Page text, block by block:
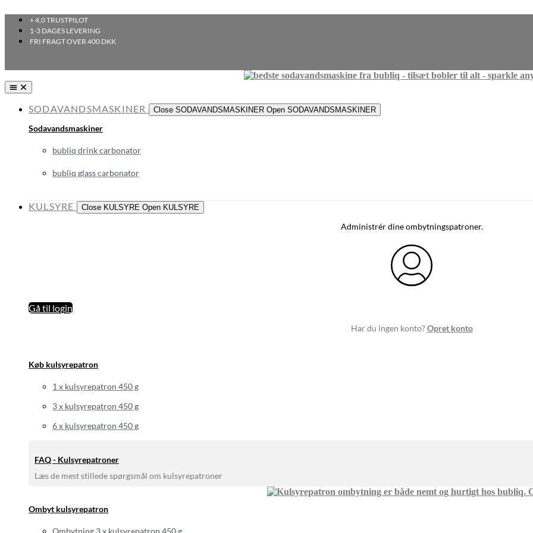
+ 4,0 TRUSTPILOT
1-3 DAGES LEVERING
FRI FRAGT OVER 400 DKK
SODAVANDSMASKINER Close SODAVANDSMASKINER Open SODAVANDSMASKINER
Sodavandsmaskiner
bubliq drink carbonator
bubliq glass carbonator
KULSYRE Close KULSYRE Open KULSYRE
Administrér dine ombytningspatroner.
Gå til login
Har du ingen konto?Opret konto
Køb kulsyrepatron
1 x kulsyrepatron 450 g
3 x kulsyrepatron 450 g
6 x kulsyrepatron 450 g
FAQ - Kulsyrepatroner
Læs de mest stillede spørgsmål om kulsyrepatroner
Ombyt kulsyrepatron